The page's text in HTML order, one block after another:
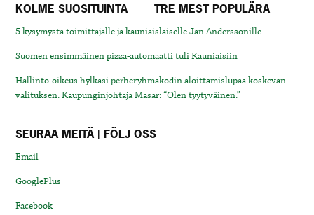
KOLME SUOSITUINTA TRE MEST POPULÄRA
5 kysymystä toimittajalle ja kauniaislaiselle Jan Anderssonille
Suomen ensimmäinen pizza-automaatti tuli Kauniaisiin
Hallinto-oikeus hylkäsi perheryhmäkodin aloittamislupaa koskevan
valituksen. Kaupunginjohtaja Masar: “Olen tyytyväinen.”
SEURAA MEITÄ | FÖLJ OSS
Email
GooglePlus
Facebook